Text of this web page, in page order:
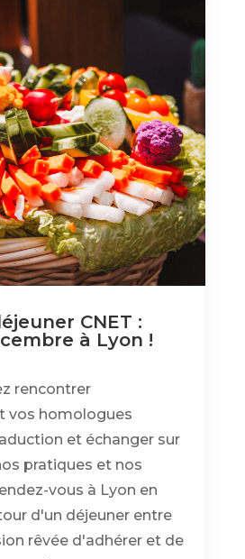
CNET :
à Lyon !
rencontrer
vos homologues
et échanger sur
pratiques et nos
vous à Lyon en
d'un déjeuner entre
rêvée d'adhérer et de